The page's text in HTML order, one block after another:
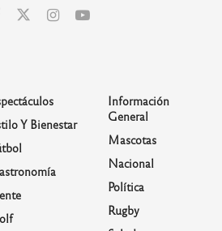
Y Bienestar
Información
General
Mascotas
Nacional
Política
Rugby